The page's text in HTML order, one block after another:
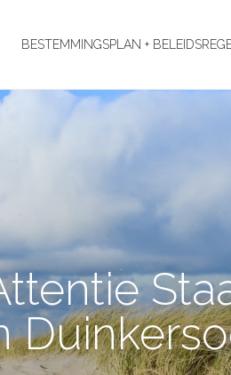
BESTEMMINGSPLAN +